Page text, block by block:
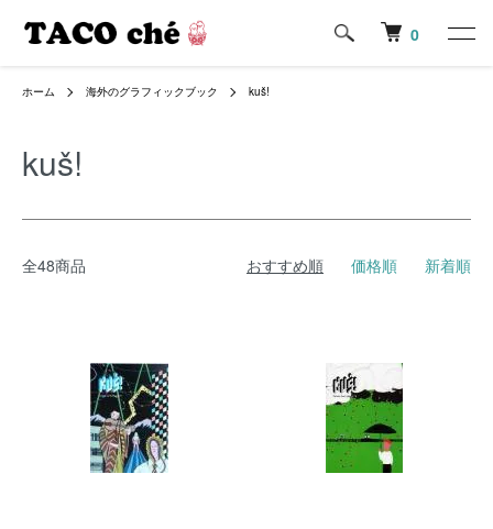
0
ホーム 海外のグラフィックブック kuš!
kuš!
全48商品 おすすめ順 価格順 新着順